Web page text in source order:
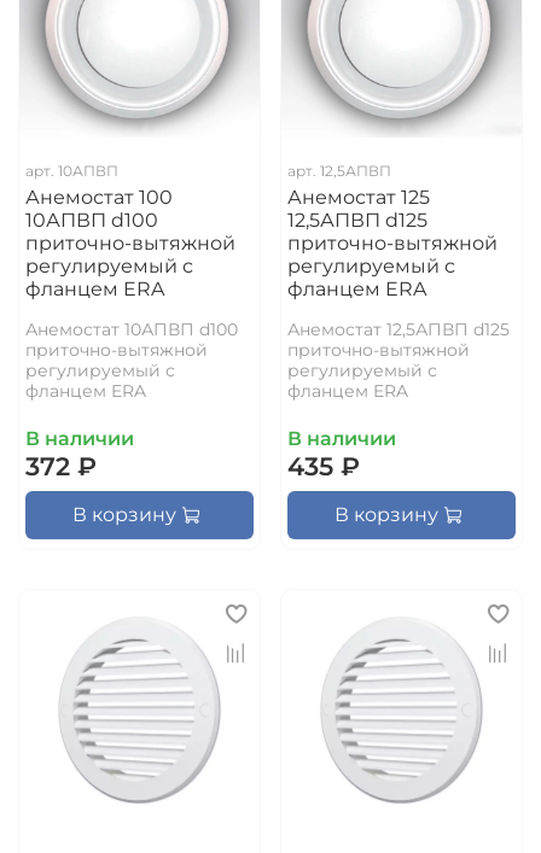
арт. 10АПВП
Анемостат 100
10АПВП d100
приточно-вытяжной
регулируемый с
фланцем ERA
Анемостат 10АПВП d100
приточно-вытяжной
регулируемый с
фланцем ERA
В наличии
372 ₽
В корзину
арт. 12,5АПВП
Анемостат 125
12,5АПВП d125
приточно-вытяжной
регулируемый с
фланцем ERA
Анемостат 12,5АПВП d125
приточно-вытяжной
регулируемый с
фланцем ERA
В наличии
435 ₽
В корзину